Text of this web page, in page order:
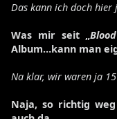
Das kann ich doch
Was mir seit „
Album…kann man
Na klar, wir waren ja 15
Naja, so richtig